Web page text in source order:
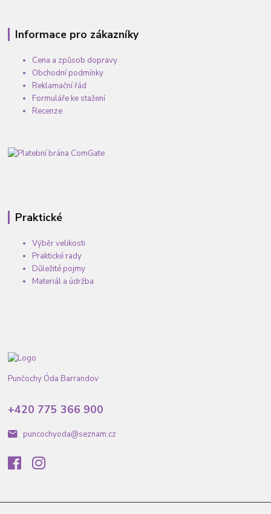
Informace pro zákazníky
Cena a způsob dopravy
Obchodní podmínky
Reklamační řád
Formuláře ke stažení
Recenze
Praktické
Výběr velikosti
Praktické rady
Důležité pojmy
Materiál a údržba
Punčochy Óda Barrandov
+420 775 366 900
puncochyoda@seznam.cz